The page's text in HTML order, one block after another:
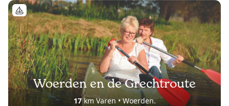
Woerden en de Grechtroute
17km Varen • Woerden.